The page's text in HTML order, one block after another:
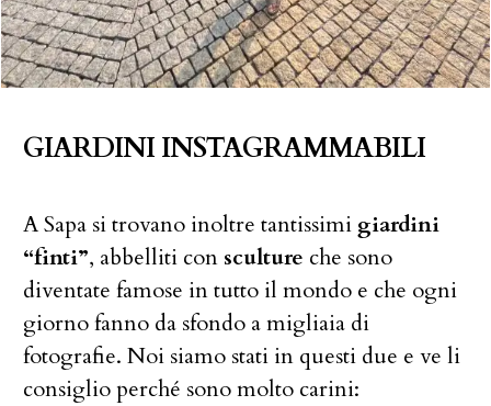
GIARDINI INSTAGRAMMABILI
A Sapa si trovano inoltre tantissimi giardini
“finti”, abbelliti con sculture che sono
diventate famose in tutto il mondo e che ogni
giorno fanno da sfondo a migliaia di
fotografie. Noi siamo stati in questi due e ve li
consiglio perché sono molto carini: